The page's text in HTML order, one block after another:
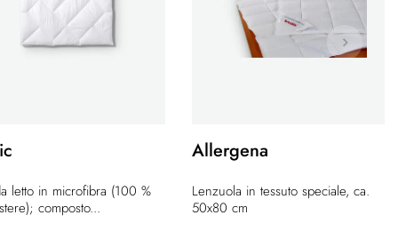
letto in microfibra (100 %
composto...
Allergena
Lenzuola in tessuto speciale, ca.
50x80 cm